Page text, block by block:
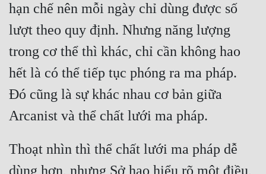
hạn chế nên mỗi ngày chỉ dùng được số
lượt theo quy định. Nhưng năng lượng
trong cơ thể thì khác, chỉ cần không hao
hết là có thể tiếp tục phóng ra ma pháp.
Đó cũng là sự khác nhau cơ bản giữa
Thoạt nhìn thì thể chất lưới ma pháp dễ
dùng hơn, nhưng Sở hạo hiểu rõ một điều,